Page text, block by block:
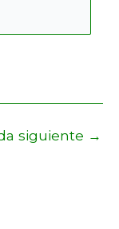
siguiente →